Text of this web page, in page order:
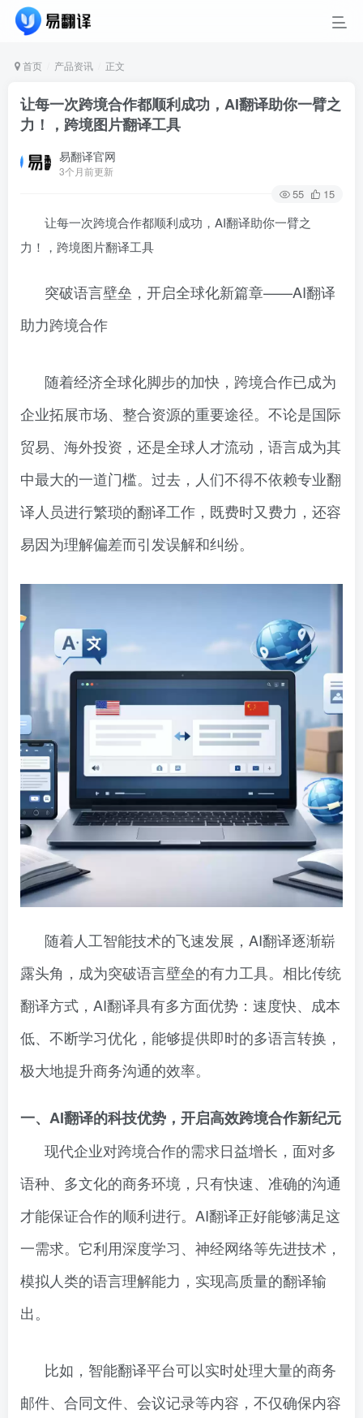
首页 产品资讯 正文
让每一次跨境合作都顺利成功，AI翻译助你一臂之
力！，跨境图片翻译工具
易翻译官网
3个月前更新
55 15
让每一次跨境合作都顺利成功，AI翻译助你一臂之
力！，跨境图片翻译工具
突破语言壁垒，开启全球化新篇章——AI翻译
助力跨境合作
随着经济全球化脚步的加快，跨境合作已成为
企业拓展市场、整合资源的重要途径。不论是国际
贸易、海外投资，还是全球人才流动，语言成为其
中最大的一道门槛。过去，人们不得不依赖专业翻
译人员进行繁琐的翻译工作，既费时又费力，还容
易因为理解偏差而引发误解和纠纷。
随着人工智能技术的飞速发展，AI翻译逐渐崭
露头角，成为突破语言壁垒的有力工具。相比传统
翻译方式，AI翻译具有多方面优势：速度快、成本
低、不断学习优化，能够提供即时的多语言转换，
极大地提升商务沟通的效率。
一、AI翻译的科技优势，开启高效跨境合作新纪元
现代企业对跨境合作的需求日益增长，面对多
语种、多文化的商务环境，只有快速、准确的沟通
才能保证合作的顺利进行。AI翻译正好能够满足这
一需求。它利用深度学习、神经网络等先进技术，
模拟人类的语言理解能力，实现高质量的翻译输
出。
比如，智能翻译平台可以实时处理大量的商务
邮件、合同文件、会议记录等内容，不仅确保内容